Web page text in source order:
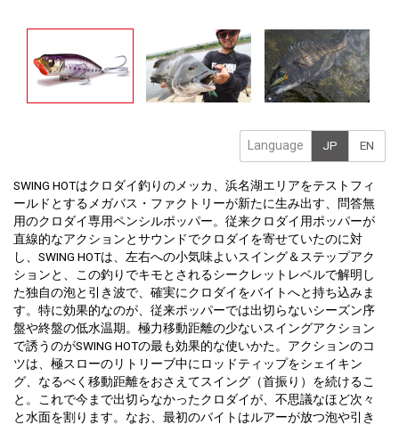
Language JP EN
SWING HOTはクロダイ釣りのメッカ、浜名湖エリアをテストフィ
ールドとするメガバス・ファクトリーが新たに生み出す、問答無
用のクロダイ専用ペンシルポッパー。従来クロダイ用ポッパーが
直線的なアクションとサウンドでクロダイを寄せていたのに対
し、SWING HOTは、左右への小気味よいスイング＆ステップアク
ションと、この釣りでキモとされるシークレットレベルで解明し
た独自の泡と引き波で、確実にクロダイをバイトへと持ち込みま
す。特に効果的なのが、従来ポッパーでは出切らないシーズン序
盤や終盤の低水温期。極力移動距離の少ないスイングアクション
で誘うのがSWING HOTの最も効果的な使いかた。アクションのコ
ツは、極スローのリトリーブ中にロッドティップをシェイキン
グ、なるべく移動距離をおさえてスイング（首振り）を続けるこ
と。これで今まで出切らなかったクロダイが、不思議なほど次々
と水面を割ります。なお、最初のバイトはルアーが放つ泡や引き